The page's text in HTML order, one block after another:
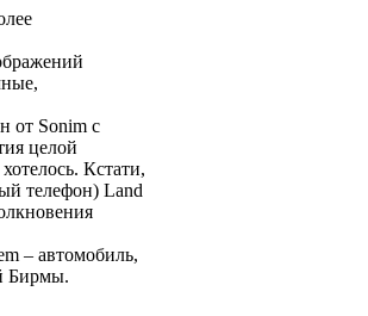
от Sonim с
целой
Кстати,
телефон) Land
– автомобиль,
Бирмы.